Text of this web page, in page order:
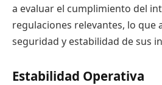
a evaluar el cumplimiento del
regulaciones relevantes, lo que
seguridad y estabilidad de sus
Estabilidad Operativa